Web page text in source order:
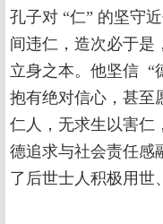
孔子对 “仁” 的坚守
间违仁，造次必于是
立身之本。他坚信 “
抱有绝对信心，甚至
仁人，无求生以害仁
德追求与社会责任感
了后世士人积极用世